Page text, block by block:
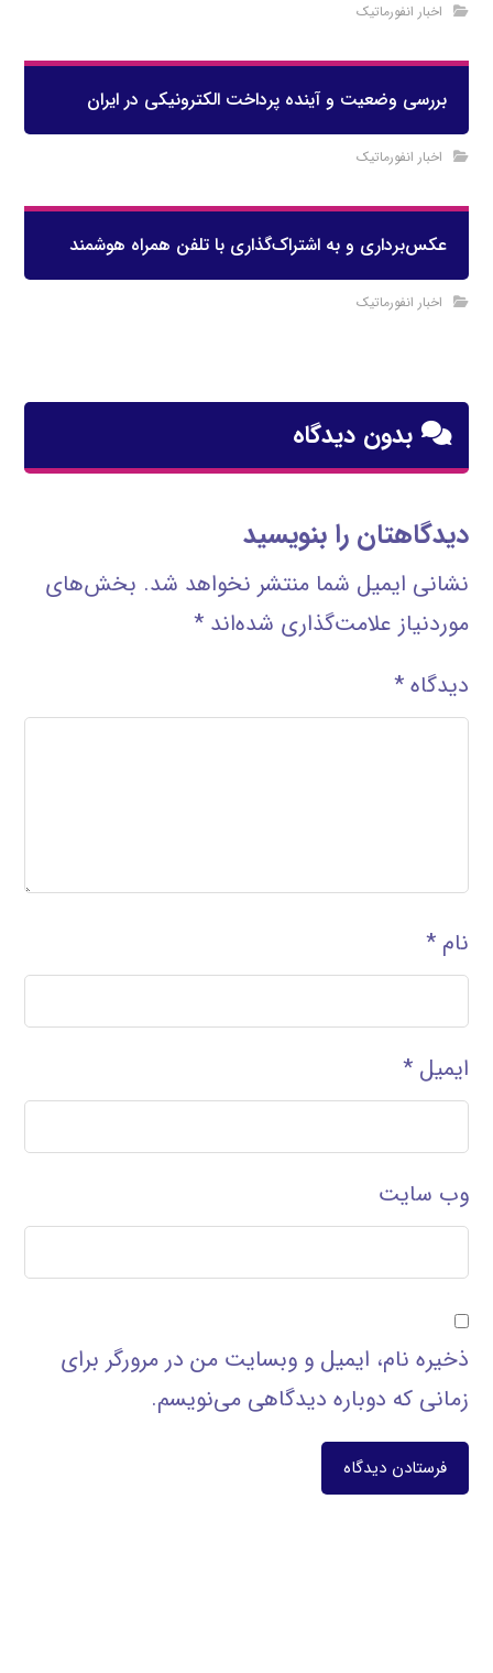
اخبار انفورماتیک
بررسی وضعیت و آینده پرداخت الکترونیکی در ايران
اخبار انفورماتیک
عکس‌برداری و به اشتراک‌گذاری با تلفن همراه هوشمند
اخبار انفورماتیک
بدون دیدگاه
دیدگاهتان را بنویسید
نشانی ایمیل شما منتشر نخواهد شد. بخش‌های
موردنیاز علامت‌گذاری شده‌اند*
دیدگاه*
نام*
ایمیل*
وب‌ سایت
ذخیره نام، ایمیل و وبسایت من در مرورگر برای
زمانی که دوباره دیدگاهی می‌نویسم.
فرستادن دیدگاه